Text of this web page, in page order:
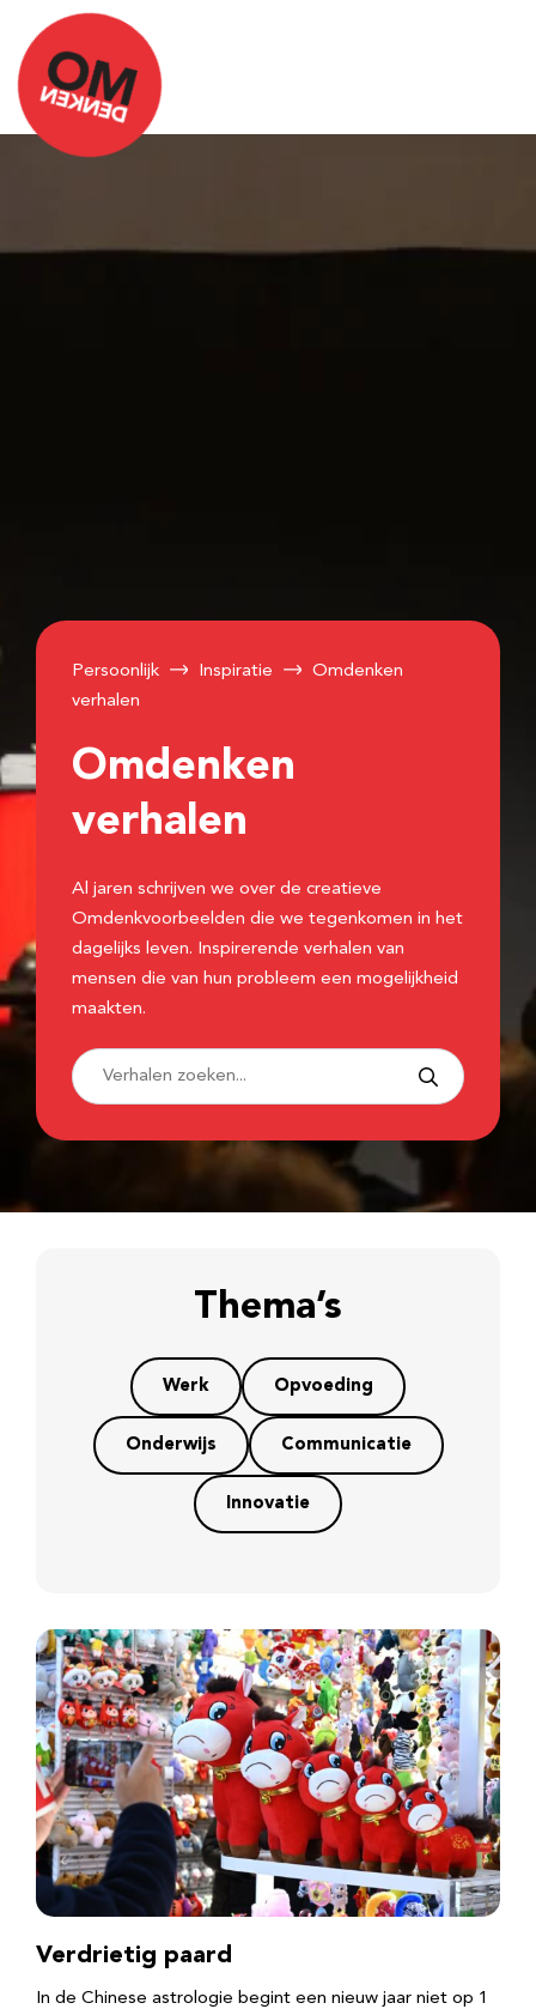
Persoonlijk Inspiratie
Omdenken
verhalen
Omdenken
verhalen
Al jaren schrijven we over de creatieve
Omdenkvoorbeelden die we tegenkomen in het
dagelijks leven. Inspirerende verhalen van
mensen die van hun probleem een mogelijkheid
maakten.
Thema’s
Werk Opvoeding
Onderwijs Communicatie
Innovatie
Verdrietig paard
In de Chinese astrologie begint een nieuw jaar niet op 1